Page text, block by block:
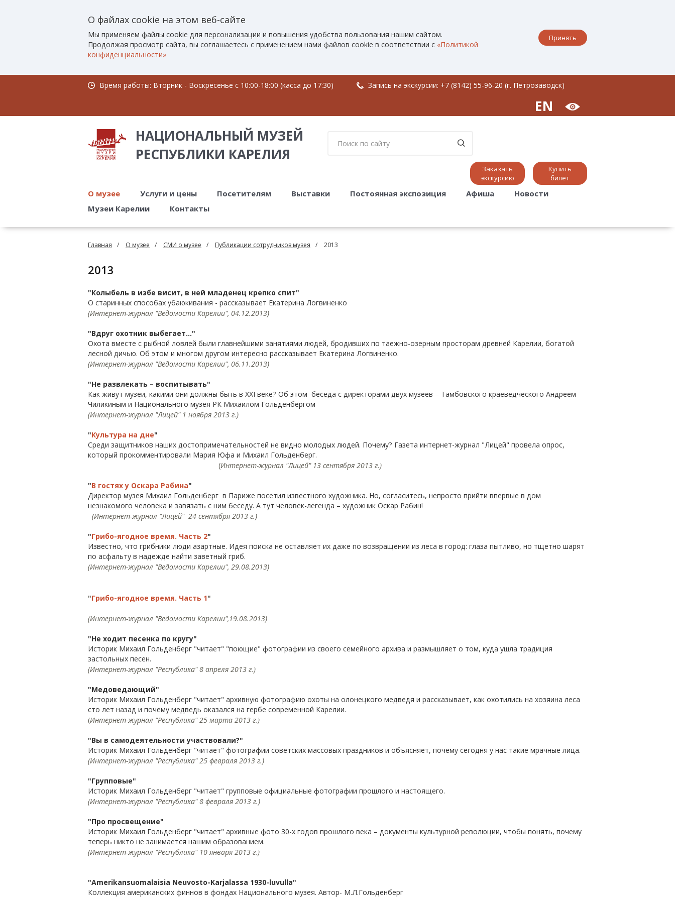
О файлах cookie на этом веб-сайте
Мы применяем файлы cookie для персонализации и повышения удобства пользования нашим сайтом.
Продолжая просмотр сайта, вы соглашаетесь с применением нами файлов cookie в соответствии с «Политикой
конфиденциальности»
Принять
Время работы: Вторник - Воскресенье c 10:00-18:00 (касса до 17:30) Запись на экскурсии: +7 (8142) 55-96-20 (г. Петрозаводск)
EN
НАЦИОНАЛЬНЫЙ МУЗЕЙ
РЕСПУБЛИКИ КАРЕЛИЯ
Заказать
экскурсию
Купить
билет
О музее Услуги и цены Посетителям Выставки Постоянная экспозиция Афиша
Новости
Музеи Карелии
Контакты
Главная О музее СМИ о музее Публикации сотрудников музея 2013
2013
"Колыбель в избе висит, в ней младенец крепко спит"
О старинных способах убаюкивания - рассказывает Екатерина Логвиненко
(Интернет-журнал "Ведомости Карелии", 04.12.2013)
"Вдруг охотник выбегает…"
Охота вместе с рыбной ловлей были главнейшими занятиями людей, бродивших по таежно-озерным просторам древней Карелии, богатой
лесной дичью. Об этом и многом другом интересно рассказывает Екатерина Логвиненко.
(Интернет-журнал "Ведомости Карелии", 06.11.2013)
"Не развлекать – воспитывать"
Как живут музеи, какими они должны быть в XXI веке? Об этом беседа с директорами двух музеев – Тамбовского краеведческого Андреем
Чиликиным и Национального музея РК Михаилом Гольденбергом
(Интернет-журнал "Лицей" 1 ноября 2013 г.)
"Культура на дне"
Среди защитников наших достопримечательностей не видно молодых людей. Почему? Газета интернет-журнал "Лицей" провела опрос,
который прокомментировали Мария Юфа и Михаил Гольденберг.
(Интернет-журнал "Лицей" 13 сентября 2013 г.)
"В гостях у Оскара Рабина"
Директор музея Михаил Гольденберг в Париже посетил известного художника. Но, согласитесь, непросто прийти впервые в дом
незнакомого человека и завязать с ним беседу. А тут человек-легенда – художник Оскар Рабин!
(Интернет-журнал "Лицей" 24 сентября 2013 г.)
"Грибо-ягодное время. Часть 2"
Известно, что грибники люди азартные. Идея поиска не оставляет их даже по возвращении из леса в город: глаза пытливо, но тщетно шарят
по асфальту в надежде найти заветный гриб.
(Интернет-журнал "Ведомости Карелии", 29.08.2013)
"Грибо-ягодное время. Часть 1"
(Интернет-журнал "Ведомости Карелии",19.08.2013)
"Не ходит песенка по кругу"
Историк Михаил Гольденберг "читает" "поющие" фотографии из своего семейного архива и размышляет о том, куда ушла традиция
застольных песен.
(Интернет-журнал "Республика" 8 апреля 2013 г.)
"Медоведающий"
Историк Михаил Гольденберг "читает" архивную фотографию охоты на олонецкого медведя и рассказывает, как охотились на хозяина леса
сто лет назад и почему медведь оказался на гербе современной Карелии.
(Интернет-журнал "Республика" 25 марта 2013 г.)
"Вы в самодеятельности участвовали?"
Историк Михаил Гольденберг "читает" фотографии советских массовых праздников и объясняет, почему сегодня у нас такие мрачные лица.
(Интернет-журнал "Республика" 25 февраля 2013 г.)
"Групповые"
Историк Михаил Гольденберг "читает" групповые официальные фотографии прошлого и настоящего.
(Интернет-журнал "Республика" 8 февраля 2013 г.)
"Про просвещение"
Историк Михаил Гольденберг "читает" архивные фото 30-х годов прошлого века – документы культурной революции, чтобы понять, почему
теперь никто не занимается нашим образованием.
(Интернет-журнал "Республика" 10 января 2013 г.)
"Amerikansuomalaisia Neuvosto-Karjalassa 1930-luvulla"
Коллекция американских финнов в фондах Национального музея. Автор- М.Л.Гольденберг